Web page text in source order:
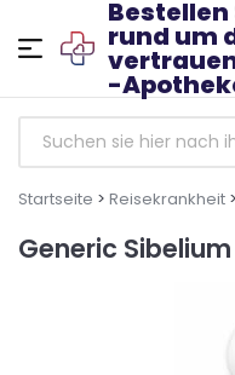
rund um
-
Startseite > Reisekrankheit >
Generic Sibelium